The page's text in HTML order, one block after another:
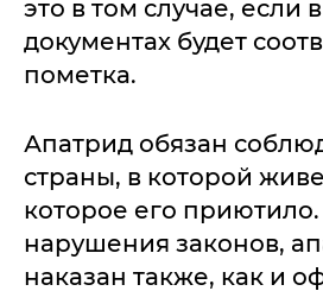
это в том случае, если
документах будет
пометка.
Апатрид обязан
страны, в которой
которое его приютило.
нарушения законов,
наказан также, как и